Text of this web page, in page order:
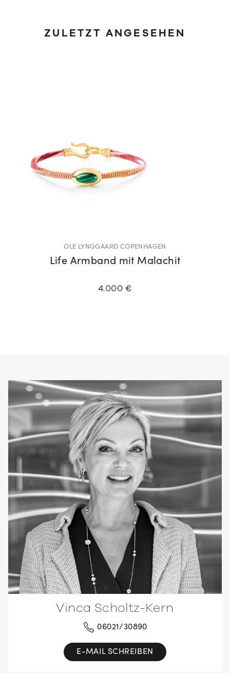
ZULETZT ANGESEHEN
OLE LYNGGAARD COPENHAGEN
Life Armband mit Malachit
4.000 €
Vinca Scholtz-Kern
06021/30890
E-MAIL SCHREIBEN